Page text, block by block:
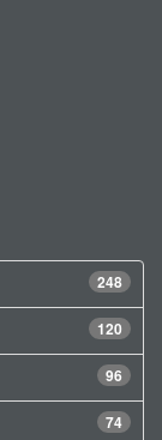
248
120
96
74